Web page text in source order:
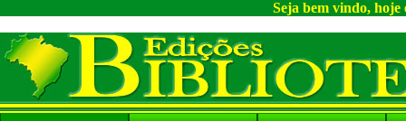
Seja bem vindo, hoje